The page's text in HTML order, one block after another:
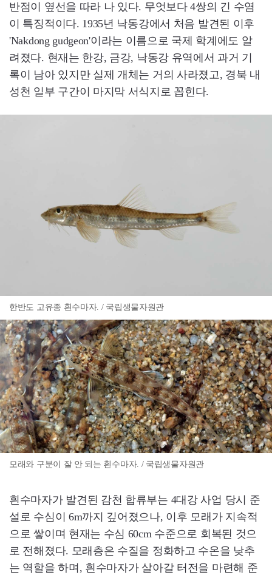
반점이 옆선을 따라 나 있다. 무엇보다 4쌍의 긴 수염
이 특징적이다. 1935년 낙동강에서 처음 발견된 이후
'Nakdong gudgeon'이라는 이름으로 국제 학계에도 알
려졌다. 현재는 한강, 금강, 낙동강 유역에서 과거 기
록이 남아 있지만 실제 개체는 거의 사라졌고, 경북 내
성천 일부 구간이 마지막 서식지로 꼽힌다.
한반도 고유종 흰수마자. / 국립생물자원관
모래와 구분이 잘 안 되는 흰수마자. / 국립생물자원관
흰수마자가 발견된 감천 합류부는 4대강 사업 당시 준
설로 수심이 6m까지 깊어졌으나, 이후 모래가 지속적
으로 쌓이며 현재는 수심 60cm 수준으로 회복된 것으
로 전해졌다. 모래층은 수질을 정화하고 수온을 낮추
는 역할을 하며, 흰수마자가 살아갈 터전을 마련해 준